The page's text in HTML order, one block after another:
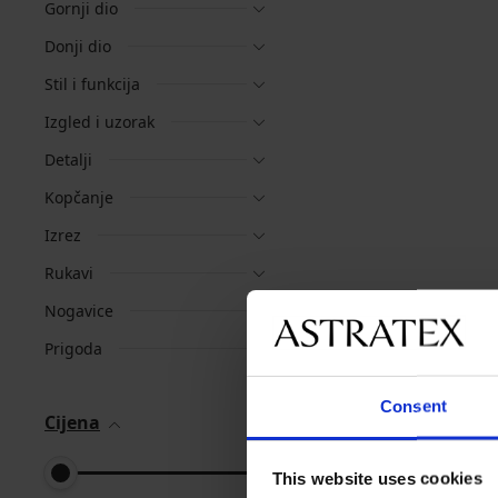
Consent
This website uses cookies
Gornji dio
Donji dio
Stil i funkcija
Izgled i uzorak
Detalji
Kopčanje
Izrez
Rukavi
Nogavice
Prigoda
Cijena